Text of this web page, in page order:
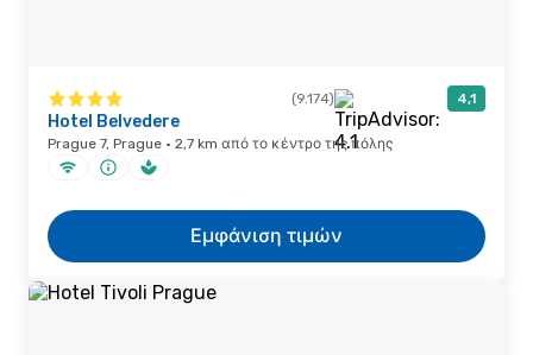
(9.174) 4,1
Hotel Belvedere
Prague 7, Prague · 2,7 km από το κέντρο της πόλης
Εμφάνιση τιμών